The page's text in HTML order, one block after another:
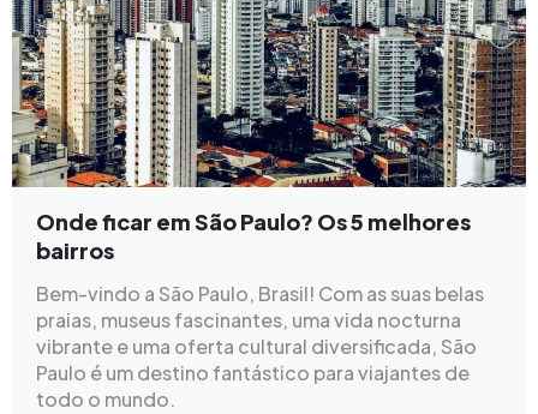
Onde ficar em São Paulo? Os 5 melhores
bairros
Bem-vindo a São Paulo, Brasil! Com as suas belas
praias, museus fascinantes, uma vida nocturna
vibrante e uma oferta cultural diversificada, São
Paulo é um destino fantástico para viajantes de
todo o mundo.